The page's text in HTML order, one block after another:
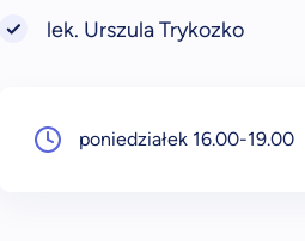
lek. Urszula Trykozko
poniedziałek 16.00-19.00